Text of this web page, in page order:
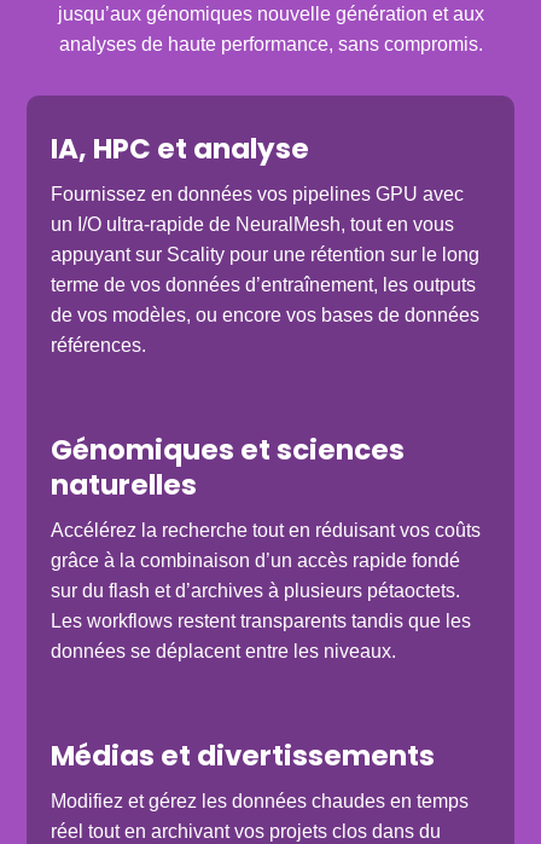
jusqu’aux génomiques nouvelle génération et aux
analyses de haute performance, sans compromis.
IA, HPC et analyse
Fournissez en données vos pipelines GPU avec
un I/O ultra-rapide de NeuralMesh, tout en vous
appuyant sur Scality pour une rétention sur le long
terme de vos données d’entraînement, les outputs
de vos modèles, ou encore vos bases de données
références.
Génomiques et sciences
naturelles
Accélérez la recherche tout en réduisant vos coûts
grâce à la combinaison d’un accès rapide fondé
sur du flash et d’archives à plusieurs pétaoctets.
Les workflows restent transparents tandis que les
données se déplacent entre les niveaux.
Médias et divertissements
Modifiez et gérez les données chaudes en temps
réel tout en archivant vos projets clos dans du